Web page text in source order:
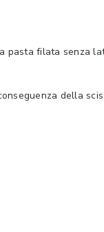
pasta filata senza
della